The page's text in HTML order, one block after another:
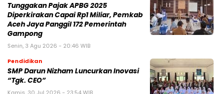
Tunggakan Pajak APBG 2025
Diperkirakan Capai Rp1 Miliar, Pemkab
Aceh Jaya Panggil 172 Pemerintah
Gampong
Senin, 3 Agu 2026 - 20:46 WIB
Pendidikan
SMP Darun Nizham Luncurkan Inovasi
“Tgk. CEO”